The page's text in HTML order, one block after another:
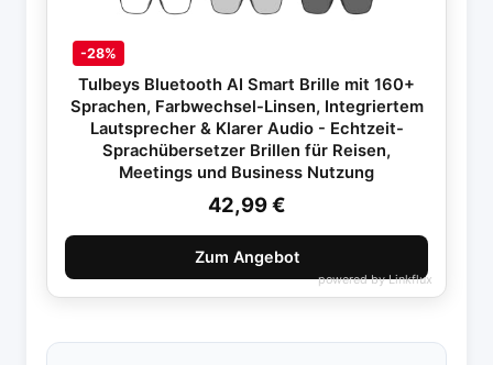
-28%
Tulbeys Bluetooth AI Smart Brille mit 160+
Sprachen, Farbwechsel-Linsen, Integriertem
Lautsprecher & Klarer Audio - Echtzeit-
Sprachübersetzer Brillen für Reisen,
Meetings und Business Nutzung
42,99 €
Zum Angebot
powered byLinkflux